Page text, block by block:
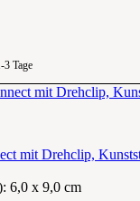
Tage
mit Drehclip,
6,0 x 9,0 cm